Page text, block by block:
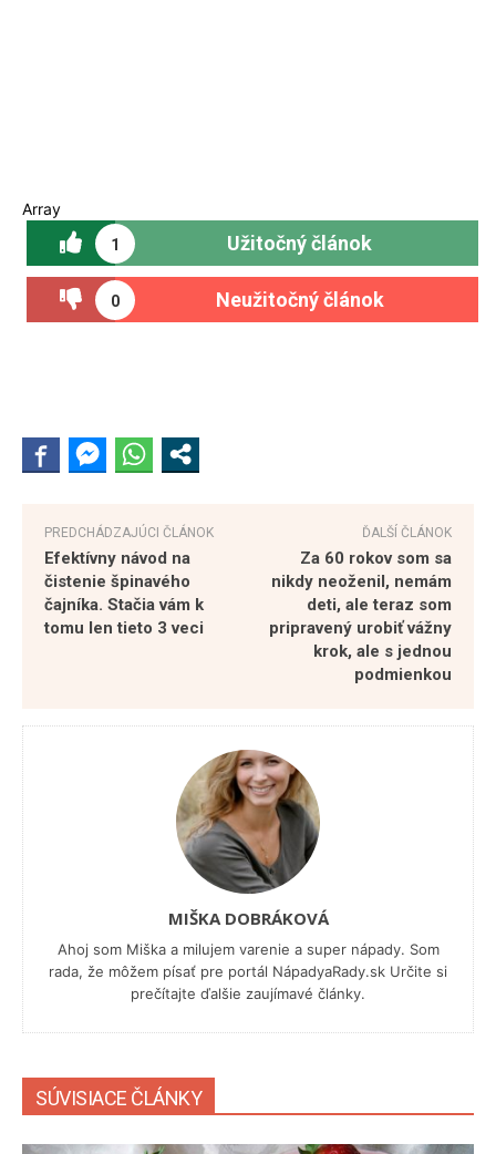
Array
1 Užitočný článok
0 Neužitočný článok
PREDCHÁDZAJÚCI ČLÁNOK
Efektívny návod na
čistenie špinavého
čajníka. Stačia vám k
tomu len tieto 3 veci
ĎALŠÍ ČLÁNOK
Za 60 rokov som sa
nikdy neoženil, nemám
deti, ale teraz som
pripravený urobiť vážny
krok, ale s jednou
podmienkou
MIŠKA DOBRÁKOVÁ
Ahoj som Miška a milujem varenie a super nápady. Som
rada, že môžem písať pre portál NápadyaRady.sk Určite si
prečítajte ďalšie zaujímavé články.
SÚVISIACE ČLÁNKY